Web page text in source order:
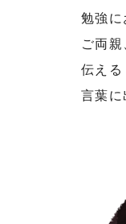
勉強に
ご両
伝える
言葉に